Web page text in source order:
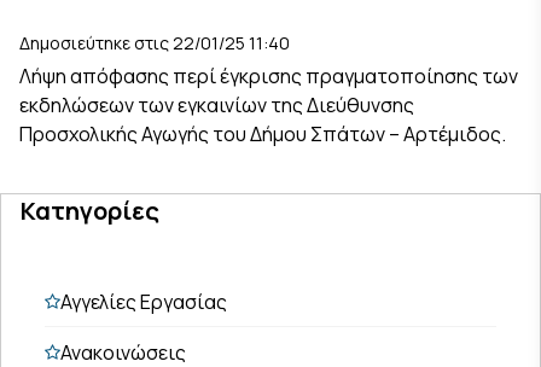
Δημοσιεύτηκε στις 22/01/25 11:40
Λήψη απόφασης περί έγκρισης πραγματοποίησης των
εκδηλώσεων των εγκαινίων της Διεύθυνσης
Προσχολικής Αγωγής του Δήμου Σπάτων – Αρτέμιδος.
Κατηγορίες
Αγγελίες Εργασίας
Ανακοινώσεις